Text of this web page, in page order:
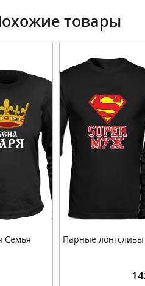
товары
Семья Парные